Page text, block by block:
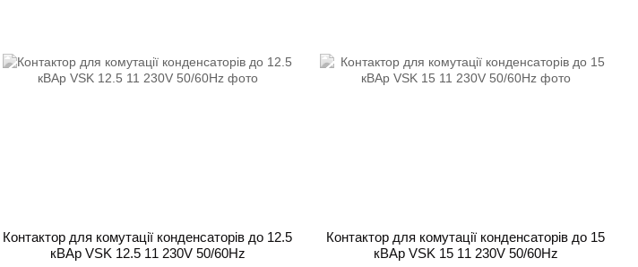
Контактор для комутації конденсаторів до 12.5
кВАр VSK 12.5 11 230V 50/60Hz
Контактор для комутації конденсаторів до 15
кВАр VSK 15 11 230V 50/60Hz